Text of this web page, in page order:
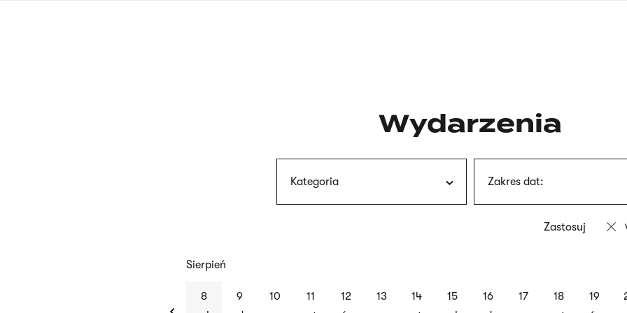
Wydarzenia
Kategoria Zakres dat:
previous
Sierpień
8
9
10
11
12
13
14
15
16
17
18
19